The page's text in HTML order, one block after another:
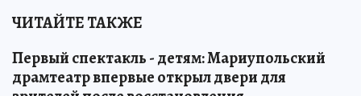
ЧИТАЙТЕ ТАКЖЕ
Первый спектакль - детям: Мариупольский
драмтеатр впервые открыл двери для